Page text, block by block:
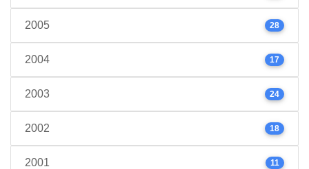
2005 28
2004 17
2003 24
2002 18
2001 11